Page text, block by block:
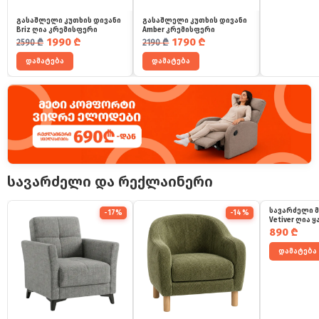
გასაშლელი კუთხის დივანი
Briz ღია კრემისფერი
2590₾
საწყისი ფასი იყო: 2590 ₾.
1990 ₾
მიმდინარე ფასია: 1990 ₾.
დამატება
გასაშლელი კუთხის დივანი
Amber კრემისფერი
2190₾
საწყისი ფასი იყო: 2190 ₾.
1790 ₾
მიმდინარე ფასია: 1790 ₾.
დამატება
სავარძელი და რექლაინერი
-17% -14%
სავარძელი
Vetiver ღია
890 ₾
დამატება